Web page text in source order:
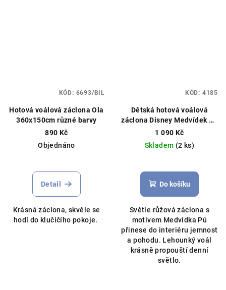
Hotová voálová záclona Ola
360x150cm různé barvy
890 Kč
Objednáno
Detail
Krásná záclona, skvěle se
hodí do klučičího pokoje.
KÓD: 6693/BIL
Dětská hotová voálová
záclona Disney Medvídek Pú
400×150 cm – světle růžová
Disney
1 090 Kč
Skladem (2 ks)
Do košíku
Světle růžová záclona s
motivem Medvídka Pú
přinese do interiéru jemnost
a pohodu. Lehounký voál
krásně propouští denní
světlo.
KÓD: 4185